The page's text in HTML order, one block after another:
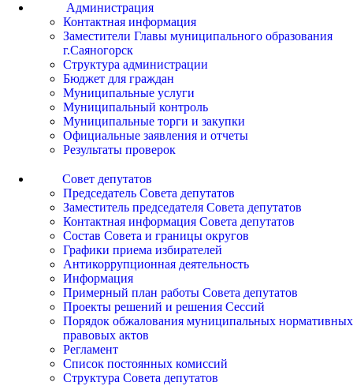
Администрация
Контактная информация
Заместители Главы муниципального образования
г.Саяногорск
Структура администрации
Бюджет для граждан
Муниципальные услуги
Муниципальный контроль
Муниципальные торги и закупки
Официальные заявления и отчеты
Результаты проверок
Совет депутатов
Председатель Совета депутатов
Заместитель председателя Совета депутатов
Контактная информация Совета депутатов
Состав Совета и границы округов
Графики приема избирателей
Антикоррупционная деятельность
Информация
Примерный план работы Совета депутатов
Проекты решений и решения Сессий
Порядок обжалования муниципальных нормативных
правовых актов
Регламент
Список постоянных комиссий
Структура Совета депутатов